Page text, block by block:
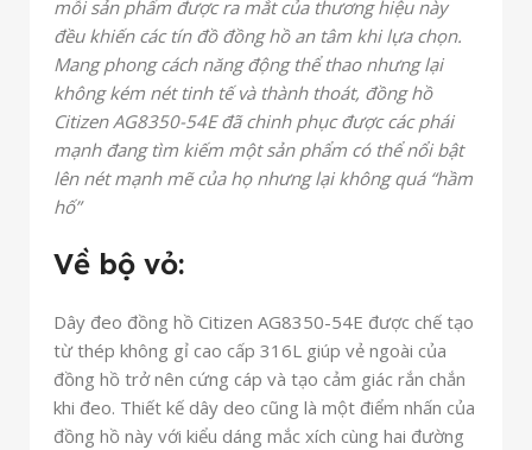
mỗi sản phẩm được ra mắt của thương hiệu này
đều khiến các tín đồ đồng hồ an tâm khi lựa chọn.
Mang phong cách năng động thể thao nhưng lại
không kém nét tinh tế và thành thoát, đồng hồ
Citizen AG8350-54E đã chinh phục được các phái
mạnh đang tìm kiếm một sản phẩm có thể nổi bật
lên nét mạnh mẽ của họ nhưng lại không quá “hầm
hố”
Về bộ vỏ:
Dây đeo đồng hồ Citizen AG8350-54E được chế tạo
từ thép không gỉ cao cấp 316L giúp vẻ ngoài của
đồng hồ trở nên cứng cáp và tạo cảm giác rắn chắn
khi đeo. Thiết kế dây deo cũng là một điểm nhấn của
đồng hồ này với kiểu dáng mắc xích cùng hai đường